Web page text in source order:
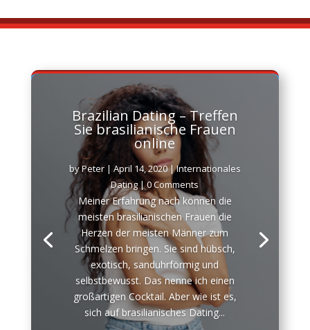
Brazilian Dating – Treffen
Sie brasilianische Frauen
online
byPeter|April 14, 2020|Internationales
Dating| 0 Comments
Meiner Erfahrung nach können die
meisten brasilianischen Frauen die
Herzen der meisten Männer zum
Schmelzen bringen. Sie sind hübsch,
exotisch, sanduhrförmig und
selbstbewusst. Das nenne ich einen
großartigen Cocktail. Aber wie ist es,
sich auf brasilianisches Dating...